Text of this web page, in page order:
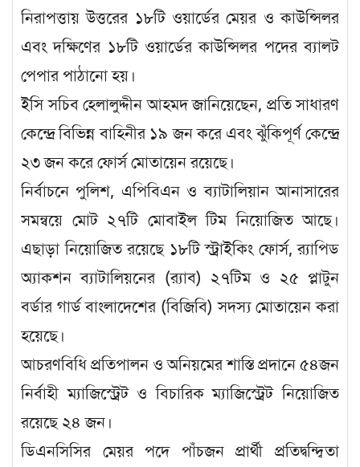
নিরাপত্তায় উত্তরের ১৮টি ওয়ার্ডের মেয়র ও কাউন্সিলর
এবং দক্ষিণের ১৮টি ওয়ার্ডের কাউন্সিলর পদের ব্যালট
পেপার পাঠানো হয়।
ইসি সচিব হেলালুদ্দীন আহমদ জানিয়েছেন, প্রতি সাধারণ
কেন্দ্রে বিভিন্ন বাহিনীর ১৯ জন করে এবং ঝুঁকিপূর্ণ কেন্দ্রে
২৩ জন করে ফোর্স মোতায়েন রয়েছে।
নির্বাচনে পুলিশ, এপিবিএন ও ব্যাটালিয়ান আনাসারের
সমন্বয়ে মোট ২৭টি মোবাইল টিম নিয়োজিত আছে।
এছাড়া নিয়োজিত রয়েছে ১৮টি স্ট্রাইকিং ফোর্স, র‌্যাপিড
অ্যাকশন ব্যাটালিয়নের (র‌্যাব) ২৭টিম ও ২৫ প্লাটুন
বর্ডার গার্ড বাংলাদেশের (বিজিবি) সদস্য মোতায়েন করা
হয়েছে।
আচরণবিধি প্রতিপালন ও অনিয়মের শাস্তি প্রদানে ৫৪জন
নির্বাহী ম্যাজিস্ট্রেট ও বিচারিক ম্যাজিস্ট্রেট নিয়োজিত
রয়েছে ২৪ জন।
ডিএনসিসির মেয়র পদে পাঁচজন প্রার্থী প্রতিদ্বন্দ্বিতা